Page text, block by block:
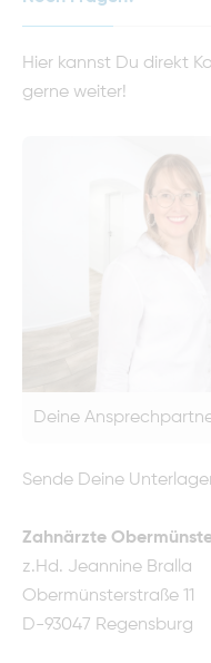
Hier kannst Du direkt
gerne weiter!
Deine
Sende Deine
Zahnärzte
z.Hd. Jeannine Bralla
Obermünsterstraße 11
D-93047 Regensburg